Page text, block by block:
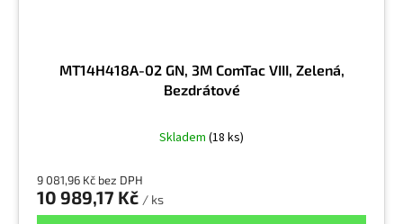
MT14H418A-02 GN, 3M ComTac VIII, Zelená,
Bezdrátové
Skladem (18 ks)
9 081,96 Kč bez DPH
10 989,17 Kč / ks